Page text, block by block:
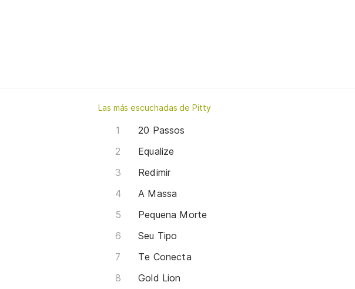
Las más escuchadas de Pitty
20 Passos
Equalize
Redimir
A Massa
Pequena Morte
Seu Tipo
Te Conecta
Gold Lion